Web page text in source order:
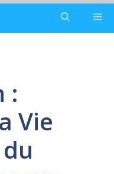
:
Vie